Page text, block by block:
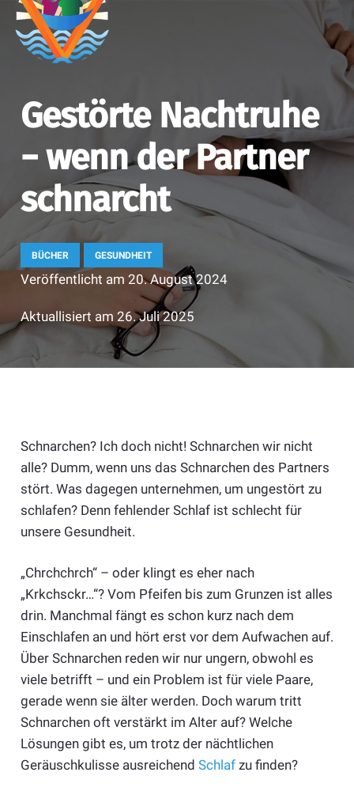
Gestörte Nachtruhe
− wenn der Partner
schnarcht
BÜCHER GESUNDHEIT
Veröffentlicht am 20. August 2024
Aktuallisiert am 26. Juli 2025
Schnarchen? Ich doch nicht! Schnarchen wir nicht
alle? Dumm, wenn uns das Schnarchen des Partners
stört. Was dagegen unternehmen, um ungestört zu
schlafen? Denn fehlender Schlaf ist schlecht für
unsere Gesundheit.
„Chrchchrch“ – oder klingt es eher nach
„Krkchsckr…“? Vom Pfeifen bis zum Grunzen ist alles
drin. Manchmal fängt es schon kurz nach dem
Einschlafen an und hört erst vor dem Aufwachen auf.
Über Schnarchen reden wir nur ungern, obwohl es
viele betrifft – und ein Problem ist für viele Paare,
gerade wenn sie älter werden. Doch warum tritt
Schnarchen oft verstärkt im Alter auf? Welche
Lösungen gibt es, um trotz der nächtlichen
Geräuschkulisse ausreichend Schlafzu finden?